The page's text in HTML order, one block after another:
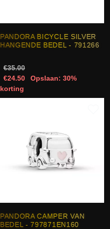
PANDORA BICYCLE SILVER
HANGENDE BEDEL - 791266
€35.00
€24.50
Opslaan: 30%
korting
PANDORA CAMPER VAN
BEDEL - 797871EN160